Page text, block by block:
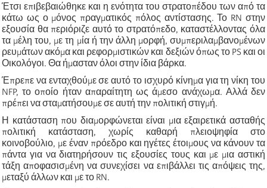
Έτσι επιβεβαιώθηκε και η ενότητα του στρατοπέδου των από τα
κάτω ως ο μόνος πραγματικός πόλος αντίστασης. Το RN στην
εξουσία θα περιόριζε αυτό το στρατόπεδο, καταστέλλοντας όλα
τα μέλη του, με τη μία ή την άλλη μορφή, συμπεριλαμβανομένων
ρευμάτων ακόμα και ρεφορμιστικών και δεξιών όπως το PS και οι
Οικολόγοι. Θα ήμασταν όλοι στην ίδια βάρκα.
Έπρεπε να ενταχθούμε σε αυτό το ισχυρό κίνημα για τη νίκη του
NFP, το οποίο ήταν απαραίτητη ως άμεσο ανάχωμα. Αλλά δεν
πρέπει να σταματήσουμε σε αυτή την πολιτική στιγμή.
Η κατάσταση που διαμορφώνεται είναι μια εξαιρετικά ασταθής
πολιτική κατάσταση, χωρίς καθαρή πλειοψηφία στο
κοινοβούλιο, με έναν πρόεδρο και ηγέτες έτοιμους να κάνουν τα
πάντα για να διατηρήσουν τις εξουσίες τους και με μια αστική
τάξη αποφασισμένη να συνεχίσει να επιβάλλει τις απόψεις της,
μεταξύ άλλων και με το RN.